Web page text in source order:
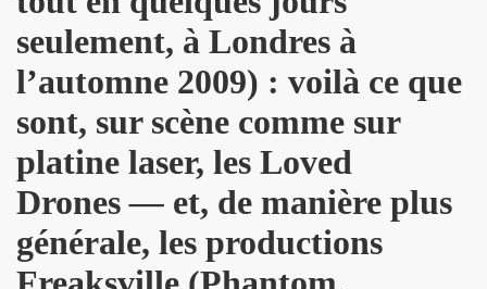
seulement, à Londres à
l’automne 2009) : voilà ce que
sont, sur scène comme sur
platine laser, les Loved
Drones— et, de manière plus
générale, les productions
: "How we met" dans le journal anglais "THE
& JEAN-MARC LEDERMAN) : l'album "ROMANIA"
et BENJAMIN SCHOOS le 9 mai 2012 au RESERVOIR
detaillee du nouveau CD et du show 2012.
des Arts et des Lettres par FREDERIC MITTERRAND,
avril 2012).